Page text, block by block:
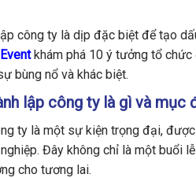
công ty là dịp đặc biệt để tạo
khám phá 10 ý tưởng tổ
bùng nổ và khác biệt.
lập công ty là gì và mục
ty là một sự kiện trọng đại,
Đây không chỉ là một buổi
cho tương lai.